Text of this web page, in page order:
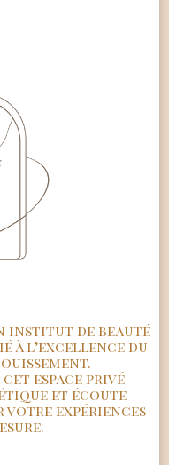
institut de beauté
à l’excellence du
espace privé
et écoute
expériences